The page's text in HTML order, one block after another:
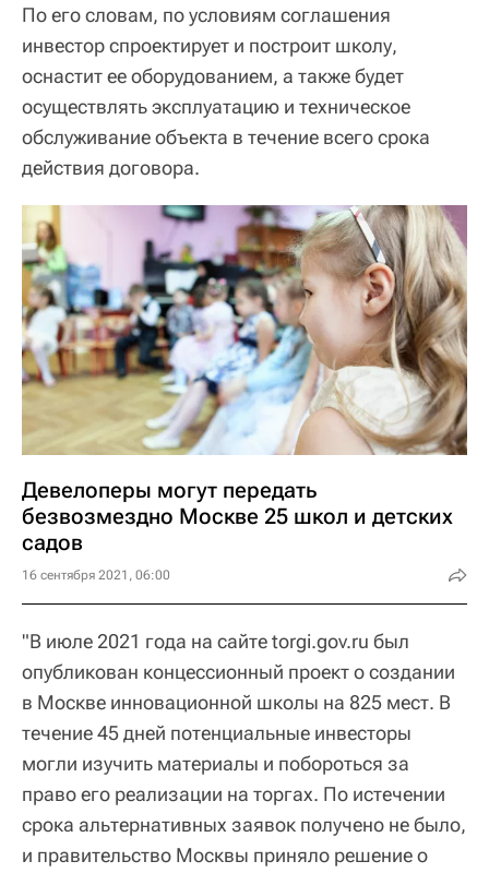
По его словам, по условиям соглашения
инвестор спроектирует и построит школу,
оснастит ее оборудованием, а также будет
осуществлять эксплуатацию и техническое
обслуживание объекта в течение всего срока
действия договора.
Девелоперы могут передать
безвозмездно Москве 25 школ и детских
садов
16 сентября 2021, 06:00
"В июле 2021 года на сайте torgi.gov.ru был
опубликован концессионный проект о создании
в Москве инновационной школы на 825 мест. В
течение 45 дней потенциальные инвесторы
могли изучить материалы и побороться за
право его реализации на торгах. По истечении
срока альтернативных заявок получено не было,
и правительство Москвы приняло решение о